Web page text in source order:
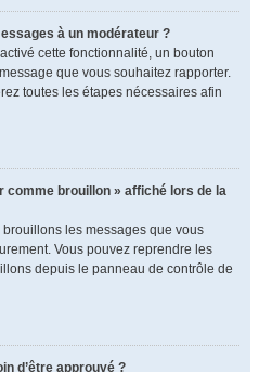
à un modérateur ?
cette fonctionnalité, un bouton
que vous souhaitez rapporter.
toutes les étapes nécessaires afin
comme brouillon » affiché lors de la
brouillons les messages que vous
Vous pouvez reprendre les
depuis le panneau de contrôle de
d’être approuvé ?